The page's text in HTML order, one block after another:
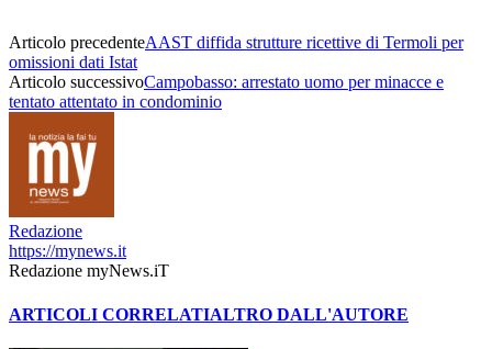
Articolo precedenteAAST diffida strutture ricettive di Termoli per
omissioni dati Istat
Articolo successivoCampobasso: arrestato uomo per minacce e
tentato attentato in condominio
Redazione
https://mynews.it
Redazione myNews.iT
ARTICOLI CORRELATIALTRO DALL'AUTORE